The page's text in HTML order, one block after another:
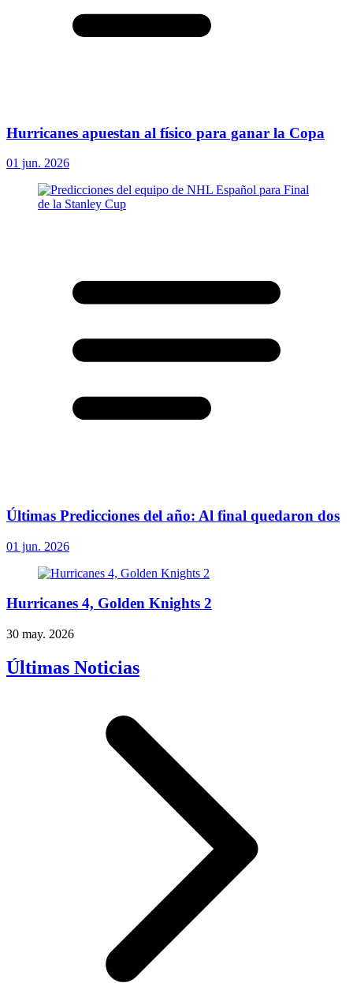
Hurricanes apuestan al físico para ganar la Copa
01 jun. 2026
Últimas Predicciones del año: Al final quedaron dos
01 jun. 2026
Hurricanes 4, Golden Knights 2
30 may. 2026
Últimas Noticias